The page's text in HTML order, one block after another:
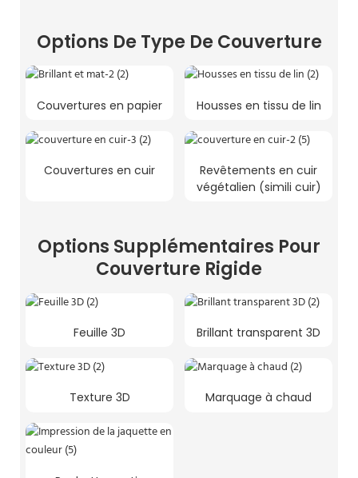
Options De Type De Couverture
Couvertures en papier Housses en tissu de lin
Couvertures en cuir
Revêtements en cuir
végétalien (simili cuir)
Options Supplémentaires Pour
Couverture Rigide
Feuille 3D Brillant transparent 3D
Texture 3D Marquage à chaud